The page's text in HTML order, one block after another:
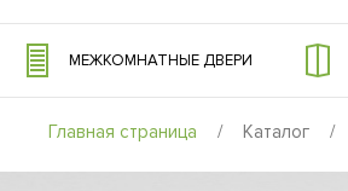
МЕЖКОМНАТНЫЕ ДВЕРИ
Главная страница / Каталог /